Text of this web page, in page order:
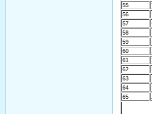
55
56
57
58
59
60
61
62
63
64
65